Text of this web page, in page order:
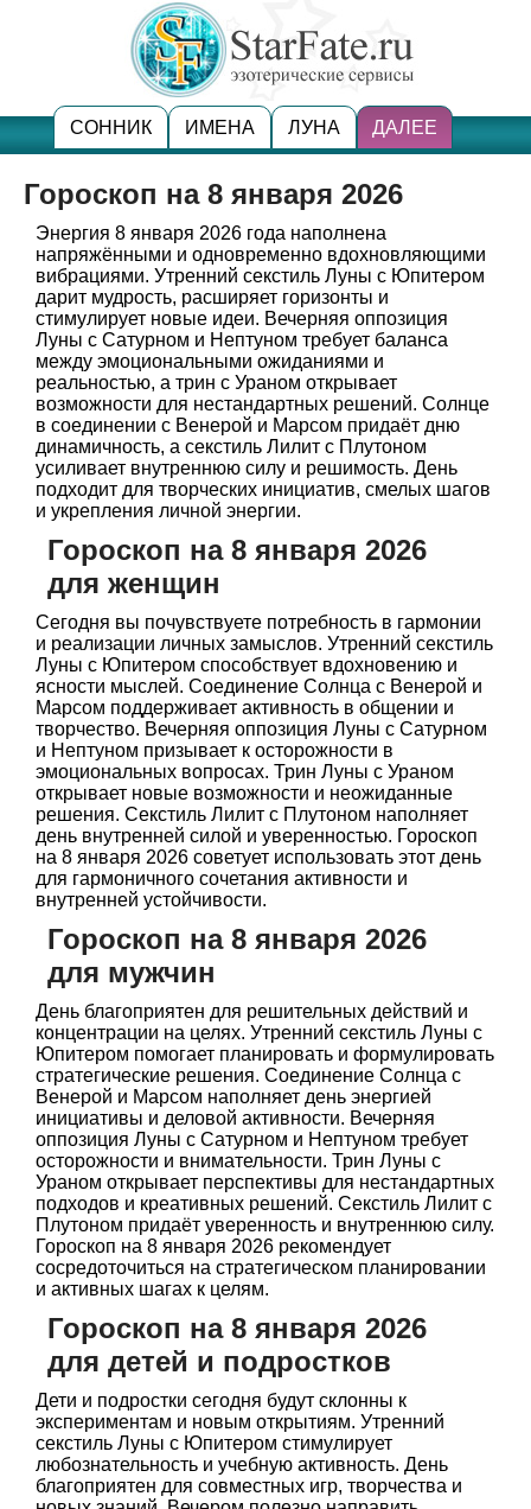
СОННИК ИМЕНА ЛУНА ДАЛЕЕ
Гороскоп на 8 января 2026
Энергия 8 января 2026 года наполнена
напряжёнными и одновременно вдохновляющими
вибрациями. Утренний секстиль Луны с Юпитером
дарит мудрость, расширяет горизонты и
стимулирует новые идеи. Вечерняя оппозиция
Луны с Сатурном и Нептуном требует баланса
между эмоциональными ожиданиями и
реальностью, а трин с Ураном открывает
возможности для нестандартных решений. Солнце
в соединении с Венерой и Марсом придаёт дню
динамичность, а секстиль Лилит с Плутоном
усиливает внутреннюю силу и решимость. День
подходит для творческих инициатив, смелых шагов
и укрепления личной энергии.
Гороскоп на 8 января 2026
для женщин
Сегодня вы почувствуете потребность в гармонии
и реализации личных замыслов. Утренний секстиль
Луны с Юпитером способствует вдохновению и
ясности мыслей. Соединение Солнца с Венерой и
Марсом поддерживает активность в общении и
творчество. Вечерняя оппозиция Луны с Сатурном
и Нептуном призывает к осторожности в
эмоциональных вопросах. Трин Луны с Ураном
открывает новые возможности и неожиданные
решения. Секстиль Лилит с Плутоном наполняет
день внутренней силой и уверенностью. Гороскоп
на 8 января 2026 советует использовать этот день
для гармоничного сочетания активности и
внутренней устойчивости.
Гороскоп на 8 января 2026
для мужчин
День благоприятен для решительных действий и
концентрации на целях. Утренний секстиль Луны с
Юпитером помогает планировать и формулировать
стратегические решения. Соединение Солнца с
Венерой и Марсом наполняет день энергией
инициативы и деловой активности. Вечерняя
оппозиция Луны с Сатурном и Нептуном требует
осторожности и внимательности. Трин Луны с
Ураном открывает перспективы для нестандартных
подходов и креативных решений. Секстиль Лилит с
Плутоном придаёт уверенность и внутреннюю силу.
Гороскоп на 8 января 2026 рекомендует
сосредоточиться на стратегическом планировании
и активных шагах к целям.
Гороскоп на 8 января 2026
для детей и подростков
Дети и подростки сегодня будут склонны к
экспериментам и новым открытиям. Утренний
секстиль Луны с Юпитером стимулирует
любознательность и учебную активность. День
благоприятен для совместных игр, творчества и